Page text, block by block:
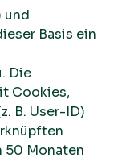
und
Basis ein
Die
Cookies,
B. User-ID)
50 Monaten